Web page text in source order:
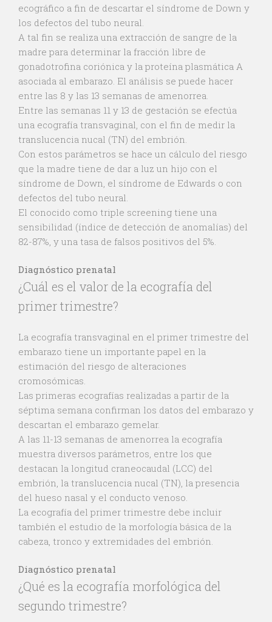
ecográfico a fin de descartar el síndrome de Down y
los defectos del tubo neural.
A tal fin se realiza una extracción de sangre de la
madre para determinar la fracción libre de
gonadotrofina coriónica y la proteína plasmática A
asociada al embarazo. El análisis se puede hacer
entre las 8 y las 13 semanas de amenorrea.
Entre las semanas 11 y 13 de gestación se efectúa
una ecografía transvaginal, con el fin de medir la
translucencia nucal (TN) del embrión.
Con estos parámetros se hace un cálculo del riesgo
que la madre tiene de dar a luz un hijo con el
síndrome de Down, el síndrome de Edwards o con
defectos del tubo neural.
El conocido como triple screening tiene una
sensibilidad (índice de detección de anomalías) del
82-87%, y una tasa de falsos positivos del 5%.
Diagnóstico prenatal
¿Cuál es el valor de la ecografía del
primer trimestre?
La ecografía transvaginal en el primer trimestre del
embarazo tiene un importante papel en la
estimación del riesgo de alteraciones
cromosómicas.
Las primeras ecografías realizadas a partir de la
séptima semana confirman los datos del embarazo y
descartan el embarazo gemelar.
A las 11-13 semanas de amenorrea la ecografía
muestra diversos parámetros, entre los que
destacan la longitud craneocaudal (LCC) del
embrión, la translucencia nucal (TN), la presencia
del hueso nasal y el conducto venoso.
La ecografía del primer trimestre debe incluir
también el estudio de la morfología básica de la
cabeza, tronco y extremidades del embrión.
Diagnóstico prenatal
¿Qué es la ecografía morfológica del
segundo trimestre?